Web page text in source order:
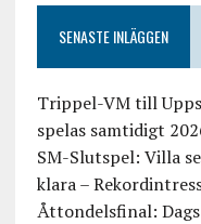
SENASTE INLÄGGEN
Trippel-VM till
spelas samtidigt
SM-Slutspel: Villa
klara –
Åttondelsfinal: